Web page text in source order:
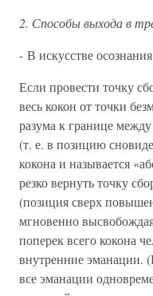
2. Способы выхода в
- В искусстве
Если провести точку
весь кокон от точки
разума к границе
(т. е. в позицию
кокона и называется
резко вернуть точку
(позиция сверх
мгновенно
поперек всего кокона
внутренние эманации.
все эманации